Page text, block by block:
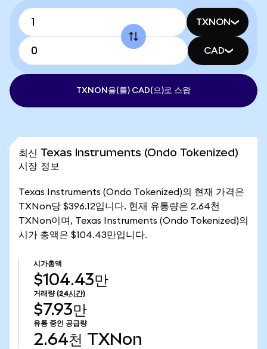
TXNON
CAD
TXNON을(를) CAD(으)로 스왑
최신 Texas Instruments (Ondo Tokenized)
시장 정보
Texas Instruments (Ondo Tokenized)의 현재 가격은
TXNon당 $396.12입니다. 현재 유통량은 2.64천
TXNon이며, Texas Instruments (Ondo Tokenized)의
시가 총액은 $104.43만입니다.
시가총액
$104.43만
거래량 (24시간)
$7.93만
유통 중인 공급량
2.64천 TXNon